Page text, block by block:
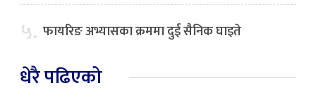
५. फायरिङ अभ्यासका क्रममा दुई सैनिक घाइते
धेरै पढिएको